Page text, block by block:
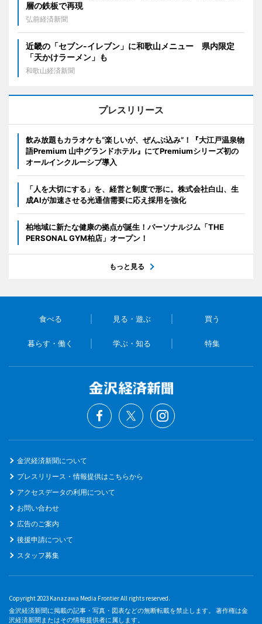
層の鉄板で再現
弘前経済新聞
近畿の「セブン-イレブン」に和歌山メニュー 県内限定
「天かけラーメン」も
和歌山経済新聞
プレスリリース
飲み放題もカラオケも“楽しいが、ぜんぶ込み”！『大江戸温泉物
語Premium 山中グランドホテル』にてPremiumシリーズ初の
オールインクルーシブ導入
「人を大切にする」を、経営と制度で形に。株式会社白山、生
成AIが加速させる光通信需要に応え採用を強化
柏地域に新たな健康の拠点が誕生！パーソナルジム「THE
PERSONAL GYM柏店」オープン！
もっと見る
食べる 見る・遊ぶ 買う
暮らす・働く 学ぶ・知る 特集
金沢経済新聞について
プレスリリース・情報提供はこちらから
アクセスデータの利用について
お問い合わせ
広告のご案内
後援申請について
スタッフ募集
Copyright 2023 Kanazawa Media Frontier All rights reserved.
金沢経済新聞に掲載の記事・写真・図表などの無断転載を禁止します。 著作権は金
沢経済新聞またはその情報提供者に属します。